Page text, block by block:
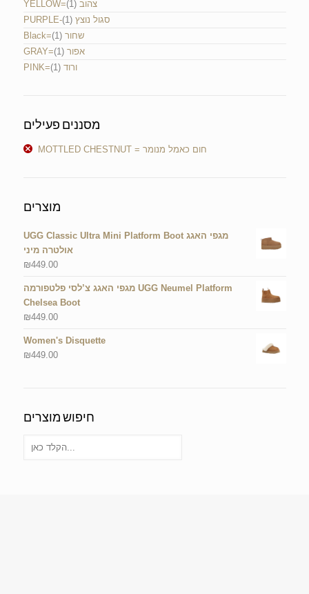
YELLOW=צהוב (1)
PURPLE-סגול נוצץ (1)
Black=שחור (1)
GRAY=אפור (1)
PINK=ורוד (1)
מסננים פעילים
MOTTLED CHESTNUT = חום כאמל מנומר
מוצרים
UGG Classic Ultra Mini Platform Boot מגפי האגג
אולטרה מיני
₪449.00
מגפי האגג צ’לסי פלטפורמה UGG Neumel Platform
Chelsea Boot
₪449.00
Women's Disquette
₪449.00
חיפוש מוצרים